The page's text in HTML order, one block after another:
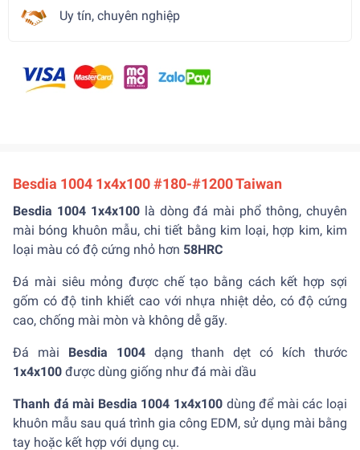
Uy tín, chuyên nghiệp
Besdia 1004 1x4x100 #180-#1200 Taiwan
Besdia 1004 1x4x100 là dòng đá mài phổ thông, chuyên
mài bóng khuôn mẫu, chi tiết bằng kim loại, hợp kim, kim
loại màu có độ cứng nhỏ hơn 58HRC
Đá mài siêu mỏng được chế tạo bằng cách kết hợp sợi
gốm có độ tinh khiết cao với nhựa nhiệt dẻo, có độ cứng
cao, chống mài mòn và không dễ gãy.
Đá mài Besdia 1004dạng thanh dẹt có kích thước
1x4x100 được dùng giống như đá mài dầu
Thanh đá mài Besdia 1004 1x4x100 dùng để mài các loại
khuôn mẫu sau quá trình gia công EDM, sử dụng mài bằng
tay hoặc kết hợp với dụng cụ.